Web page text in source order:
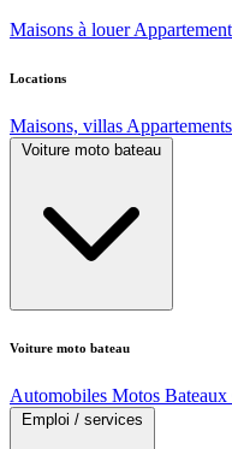
Maisons à louer
Locations
Maisons, villas Appartements
Voiture moto bateau
Voiture moto bateau
Automobiles Motos Bateaux
Emploi / services